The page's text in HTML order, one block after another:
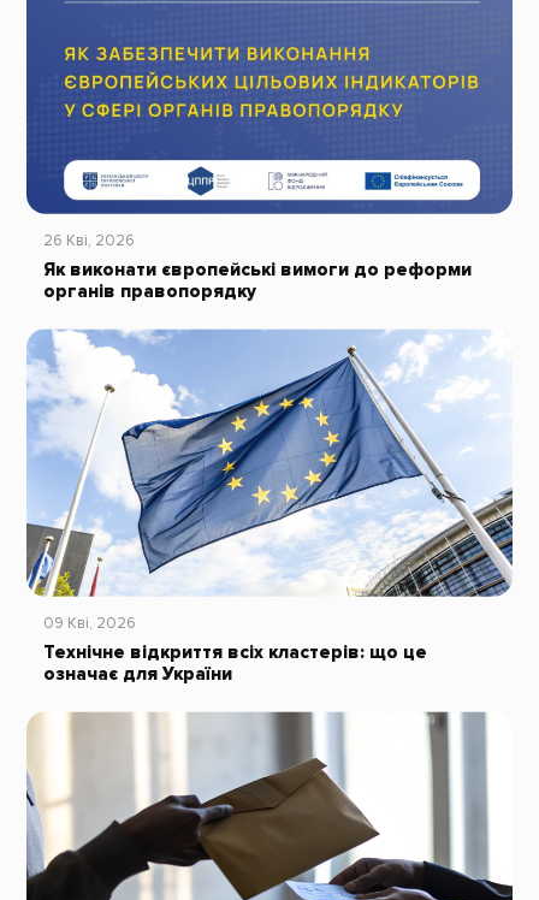
26 Кві, 2026
Як виконати європейські вимоги до реформи
органів правопорядку
09 Кві, 2026
Технічне відкриття всіх кластерів: що це
означає для України